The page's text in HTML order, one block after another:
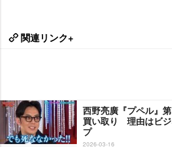
関連リンク+
西野亮廣『プペル』
買い取り 理由はビジ
プ
2026-03-16